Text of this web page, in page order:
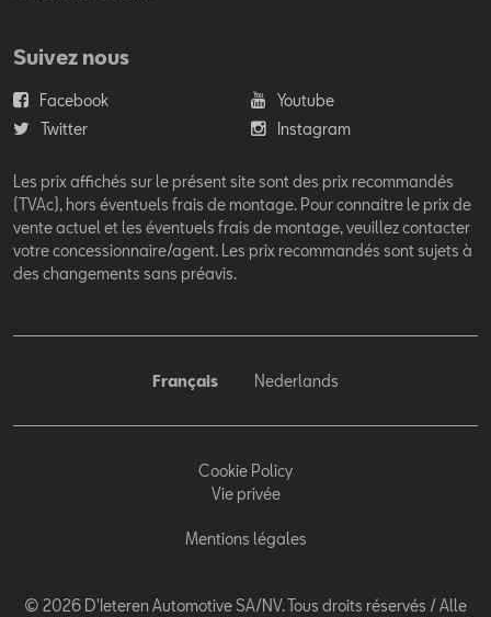
Suivez nous
Facebook
Youtube
Twitter
Instagram
Les prix affichés sur le présent site sont des prix recommandés
(TVAc), hors éventuels frais de montage. Pour connaitre le prix de
vente actuel et les éventuels frais de montage, veuillez contacter
votre concessionnaire/agent. Les prix recommandés sont sujets à
des changements sans préavis.
Mentions légales
Cookie Policy
Vie privée
Français Nederlands
© 2026 D'Ieteren Automotive SA/NV. Tous droits réservés / Alle